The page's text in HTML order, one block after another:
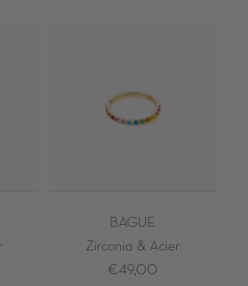
BAGUE
Zirconia & Acier
€49,00